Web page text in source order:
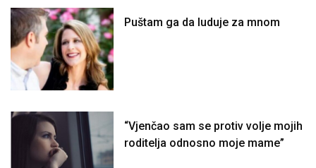
Puštam ga da luduje za mnom
“Vjenčao sam se protiv volje mojih
roditelja odnosno moje mame”